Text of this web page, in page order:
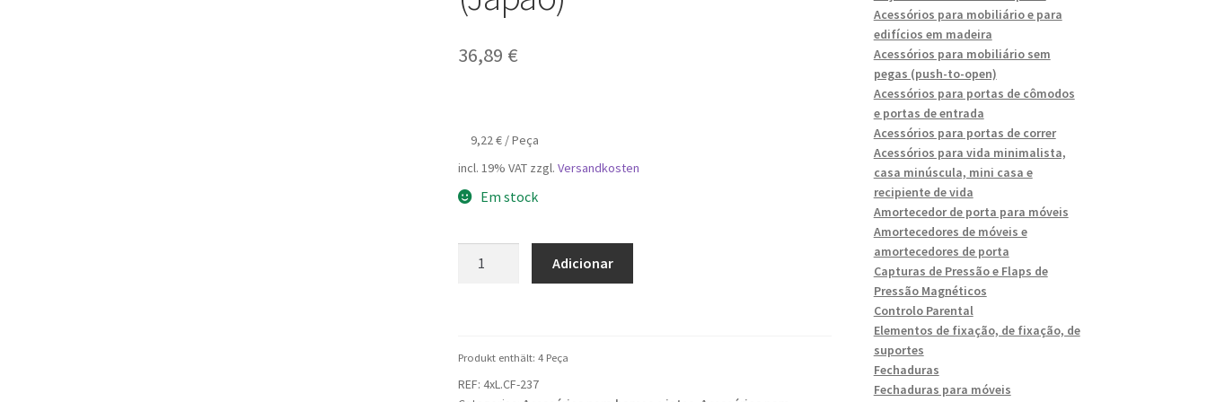
36,89 €
9,22€ /Peça
incl. 19% VAT zzgl.Versandkosten
Em stock
montagem
em
Adicionar
Produkt enthält: 4 Peça
REF:4xL.CF-237
Acessórios para mobiliário e para
edifícios em madeira
Acessórios para mobiliário sem
pegas (push-to-open)
Acessórios para portas de cômodos
e portas de entrada
Acessórios para portas de correr
Acessórios para vida minimalista,
casa minúscula, mini casa e
recipiente de vida
Amortecedor de porta para móveis
Amortecedores de móveis e
amortecedores de porta
Capturas de Pressão e Flaps de
Pressão Magnéticos
Controlo Parental
Elementos de fixação, de fixação, de
suportes
Fechaduras
Fechaduras para móveis